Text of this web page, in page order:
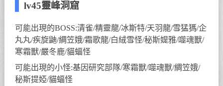
lv45靈峰洞窟
可能出現的BOSS:清雀/精靈龍/冰斯特/天羽龍/雪猛獁/企
丸丸/疾旋鼬/綢笠娥/霜歌龍/白絨雪怪/秘斯媞雅/噬魂獸/
寒霜獸/嚴冬鹿/貓蝠怪
可能出現的小怪:基因研究部隊/寒霜獸/噬魂獸/綢笠娥/
秘斯提婭/貓蝠怪